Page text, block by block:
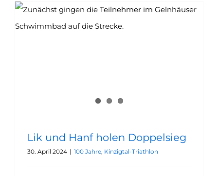
Lik und Hanf holen Doppelsieg
30. April 2024 | 100 Jahre, Kinzigtal-Triathlon